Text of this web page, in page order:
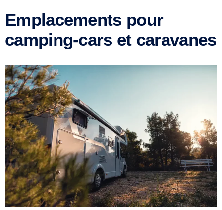
Emplacements pour
camping-cars et caravanes